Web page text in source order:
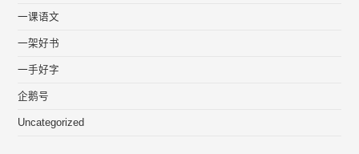
一课语文
一架好书
一手好字
企鹅号
Uncategorized